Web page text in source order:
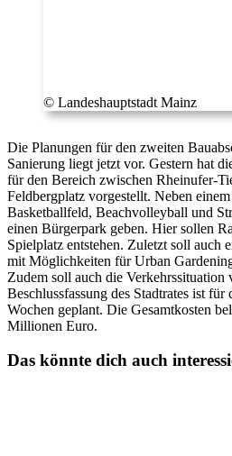
© Landeshauptstadt Mainz
Die Planungen für den zweiten
Sanierung liegt jetzt vor. Gestern hat
für den Bereich zwischen Rheinufer-
Feldbergplatz vorgestellt. Neben
Basketballfeld, Beachvolleyball und
einen Bürgerpark geben. Hier sollen
Spielplatz entstehen. Zuletzt soll auch
mit Möglichkeiten für Urban
Zudem soll auch die Verkehrssituation
Beschlussfassung des Stadtrates ist
Wochen geplant. Die Gesamtkosten
Millionen Euro.
Das könnte dich auch